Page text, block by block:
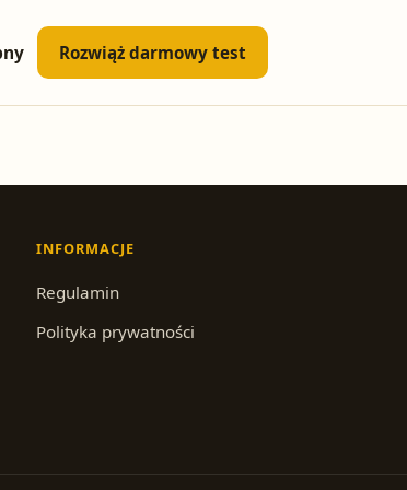
Rozwiąż darmowy test
INFORMACJE
Regulamin
Polityka prywatności